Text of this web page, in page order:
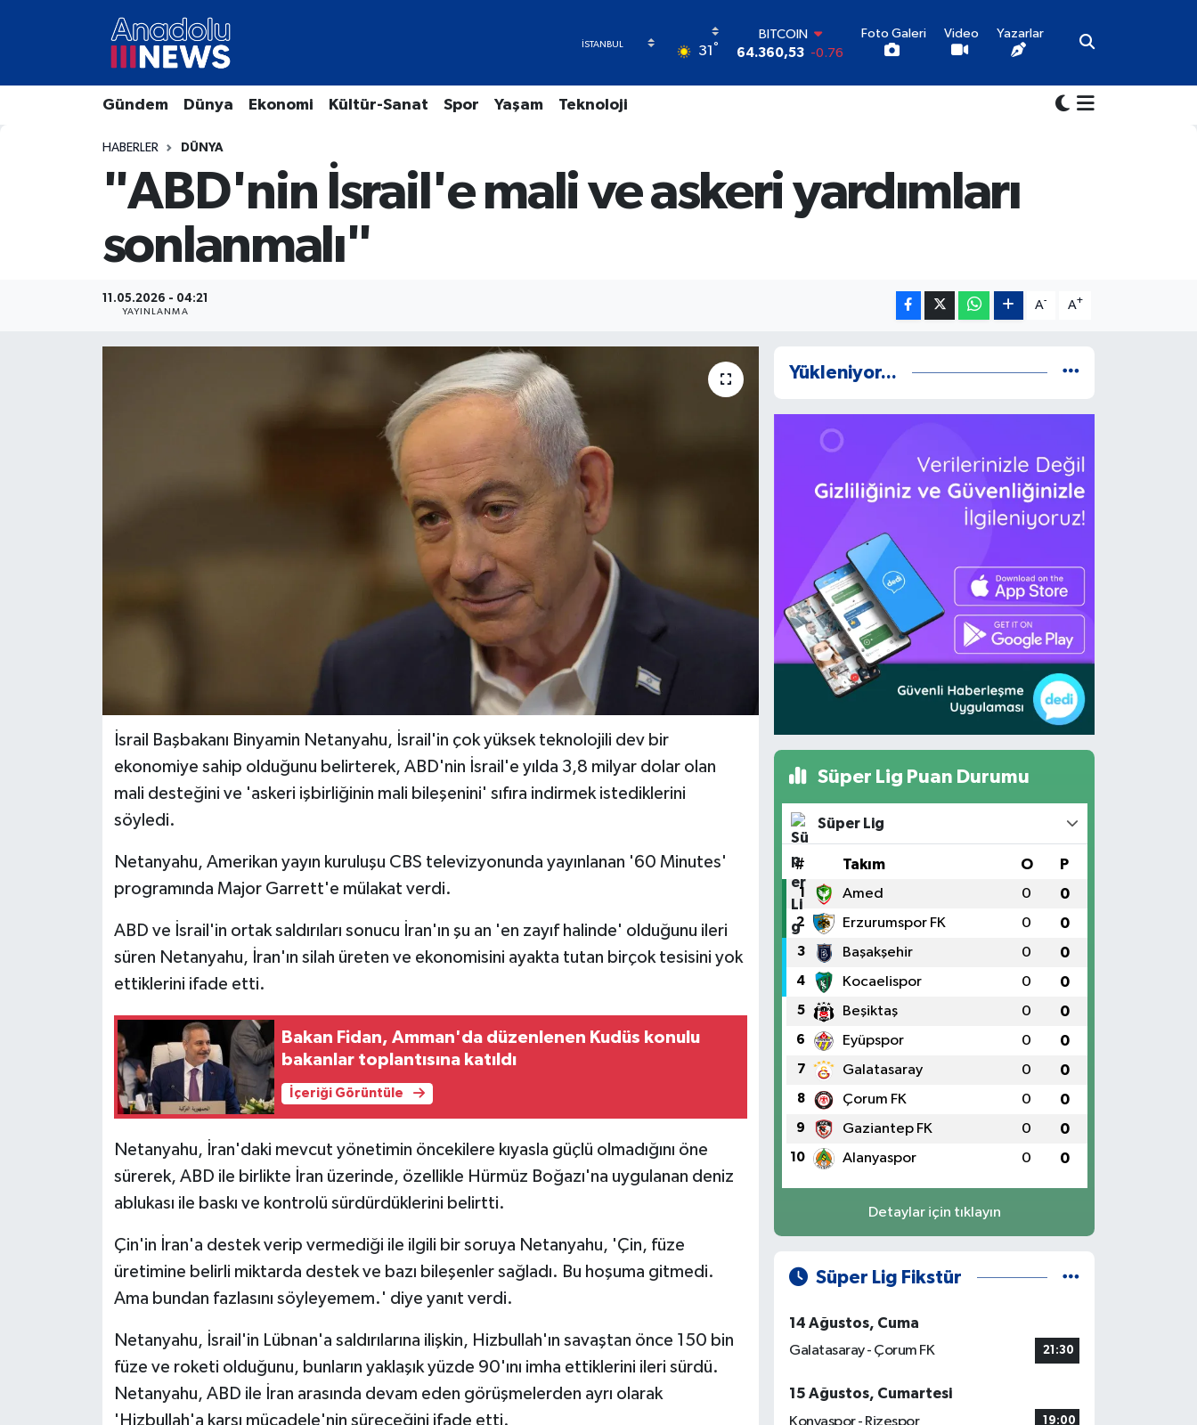
31 °
BITCOIN
64.360,53 -0.76
GRAM ALTIN
6618.49
2.12
BİST100
Foto Galeri Video Yazarlar
Gündem Dünya Ekonomi Kültür-Sanat Spor Yaşam Teknoloji
HABERLER DÜNYA
"ABD'nin İsrail'e mali ve askeri yardımları
sonlanmalı"
11.05.2026 - 04:21
YAYINLANMA
A- A+
İsrail Başbakanı Binyamin Netanyahu, İsrail'in çok yüksek teknolojili dev bir
ekonomiye sahip olduğunu belirterek, ABD'nin İsrail'e yılda 3,8 milyar dolar olan
mali desteğini ve 'askeri işbirliğinin mali bileşenini' sıfıra indirmek istediklerini
söyledi.
Netanyahu, Amerikan yayın kuruluşu CBS televizyonunda yayınlanan '60 Minutes'
programında Major Garrett'e mülakat verdi.
ABD ve İsrail'in ortak saldırıları sonucu İran'ın şu an 'en zayıf halinde' olduğunu ileri
süren Netanyahu, İran'ın silah üreten ve ekonomisini ayakta tutan birçok tesisini yok
ettiklerini ifade etti.
Bakan Fidan, Amman'da düzenlenen Kudüs konulu
bakanlar toplantısına katıldı
İçeriği Görüntüle
Netanyahu, İran'daki mevcut yönetimin öncekilere kıyasla güçlü olmadığını öne
sürerek, ABD ile birlikte İran üzerinde, özellikle Hürmüz Boğazı'na uygulanan deniz
ablukası ile baskı ve kontrolü sürdürdüklerini belirtti.
Çin'in İran'a destek verip vermediği ile ilgili bir soruya Netanyahu, 'Çin, füze
üretimine belirli miktarda destek ve bazı bileşenler sağladı. Bu hoşuma gitmedi.
Ama bundan fazlasını söyleyemem.' diye yanıt verdi.
Netanyahu, İsrail'in Lübnan'a saldırılarına ilişkin, Hizbullah'ın savaştan önce 150 bin
füze ve roketi olduğunu, bunların yaklaşık yüzde 90'ını imha ettiklerini ileri sürdü.
Netanyahu, ABD ile İran arasında devam eden görüşmelerden ayrı olarak
'Hizbullah'a karşı mücadele'nin süreceğini ifade etti.
Yükleniyor...
Süper Lig Puan Durumu
Süper Lig
# Takım O P
1 Amed 0 0
2 Erzurumspor FK 0 0
3 Başakşehir 0 0
4 Kocaelispor 0 0
5 Beşiktaş 0 0
6 Eyüpspor 0 0
7 Galatasaray 0 0
8 Çorum FK 0 0
9 Gaziantep FK 0 0
10 Alanyaspor 0 0
Detaylar için tıklayın
Süper Lig Fikstür
14 Ağustos, Cuma
Galatasaray - Çorum FK
21:30
15 Ağustos, Cumartesi
Konyaspor - Rizespor
19:00
Hava Durumu
Trafik Durumu
Tüm Manşetler
Son Dakika Haberleri
Haber Arşivi